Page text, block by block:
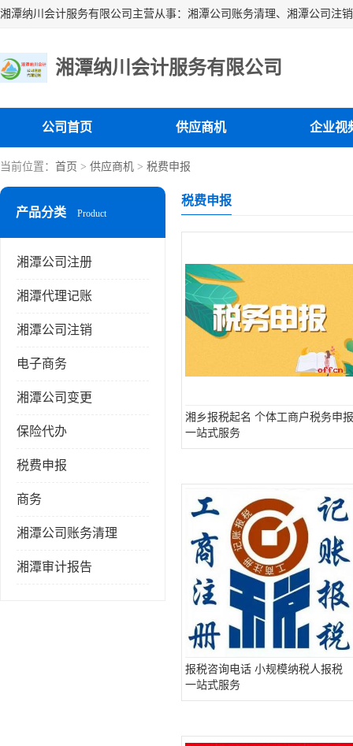
湘潭纳川会计服务有限公司
公司首页 供应商机 企业视
当前位置： 首页 > 供应商机 > 税费申报
产品分类 Product
湘潭公司注册
湘潭代理记账
湘潭公司注销
电子商务
湘潭公司变更
保险代办
税费申报
商务
湘潭公司账务清理
湘潭审计报告
税费申报
湘乡报税起名 个体工商户税务申报
一站式服务
报税咨询电话 小规模纳税人报税
一站式服务